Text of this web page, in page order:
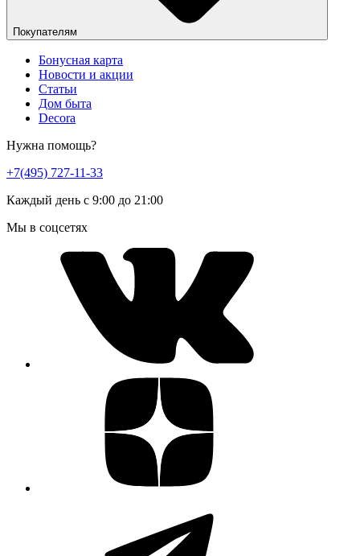
Покупателям
Бонусная карта
Новости и акции
Статьи
Дом быта
Decora
Нужна помощь?
+7(495) 727-11-33
Каждый день с 9:00 до 21:00
Мы в соцсетях